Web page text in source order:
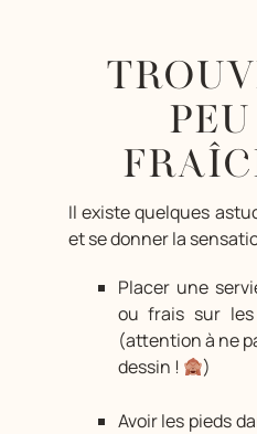
Il existe quelques
et se donner la
Placer une
ou frais sur
(attention à ne
dessin !
)
Avoir les pieds